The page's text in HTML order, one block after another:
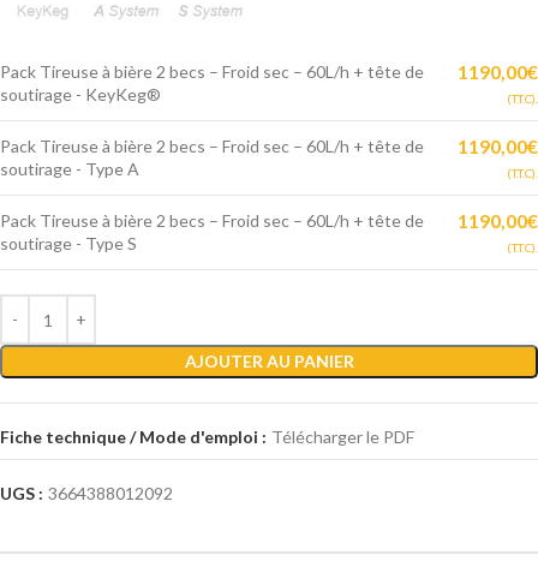
Pack Tireuse à bière 2 becs – Froid sec – 60L/h + tête de
soutirage - KeyKeg®
1190,00€
(T.T.C).
Pack Tireuse à bière 2 becs – Froid sec – 60L/h + tête de
soutirage - Type A
1190,00€
(T.T.C).
Pack Tireuse à bière 2 becs – Froid sec – 60L/h + tête de
soutirage - Type S
1190,00€
(T.T.C).
AJOUTER AU PANIER
Fiche technique / Mode d'emploi : Télécharger le PDF
UGS : 3664388012092